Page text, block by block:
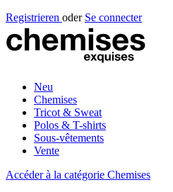
Registrieren oder Se connecter
Neu
Chemises
Tricot & Sweat
Polos & T-shirts
Sous-vêtements
Vente
Accéder à la catégorie Chemises